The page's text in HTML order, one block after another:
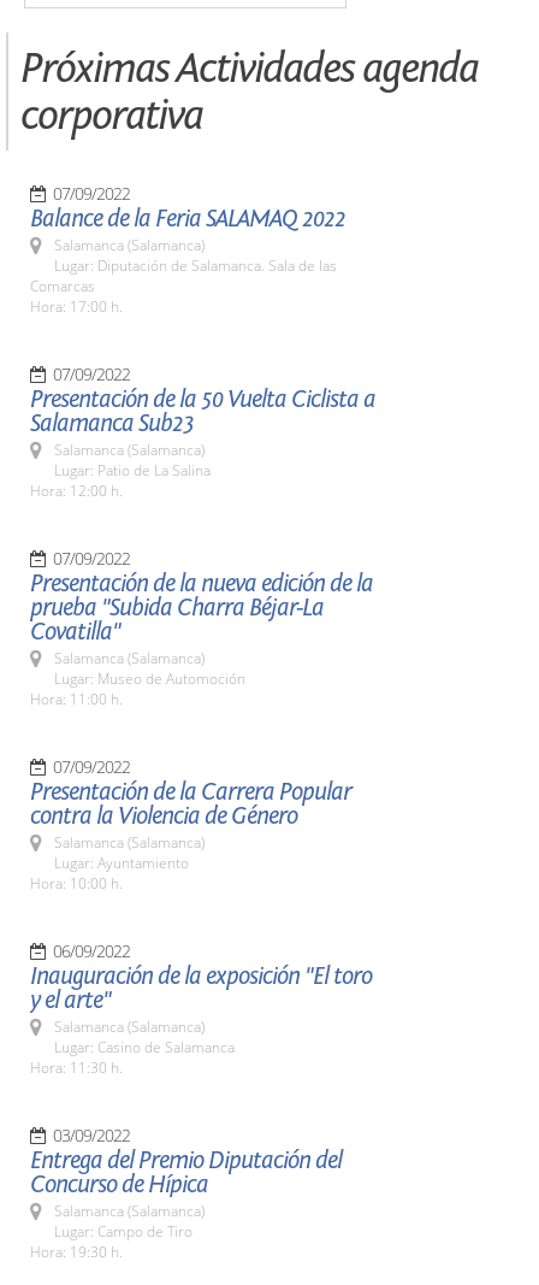
Próximas Actividades agenda
corporativa
07/09/2022
Balance de la Feria SALAMAQ 2022
Salamanca (Salamanca)
Lugar: Diputación de Salamanca. Sala de las
Comarcas
Hora: 17:00 h.
07/09/2022
Presentación de la 50 Vuelta Ciclista a
Salamanca Sub23
Salamanca (Salamanca)
Lugar: Patio de La Salina
Hora: 12:00 h.
07/09/2022
Presentación de la nueva edición de la
prueba "Subida Charra Béjar-La
Covatilla"
Salamanca (Salamanca)
Lugar: Museo de Automoción
Hora: 11:00 h.
07/09/2022
Presentación de la Carrera Popular
contra la Violencia de Género
Salamanca (Salamanca)
Lugar: Ayuntamiento
Hora: 10:00 h.
06/09/2022
Inauguración de la exposición "El toro
y el arte"
Salamanca (Salamanca)
Lugar: Casino de Salamanca
Hora: 11:30 h.
03/09/2022
Entrega del Premio Diputación del
Concurso de Hípica
Salamanca (Salamanca)
Lugar: Campo de Tiro
Hora: 19:30 h.